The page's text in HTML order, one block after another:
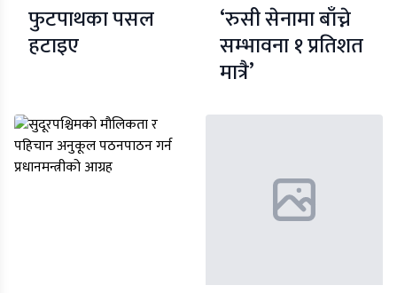
फुटपाथका पसल
हटाइए
‘रुसी सेनामा बाँच्ने
सम्भावना १ प्रतिशत
मात्रै’